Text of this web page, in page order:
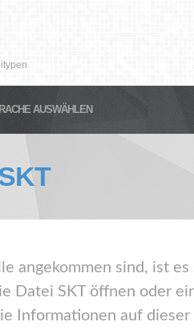
AUSWÄHLEN
angekommen sind, ist
Datei SKT öffnen oder
Informationen auf dieser